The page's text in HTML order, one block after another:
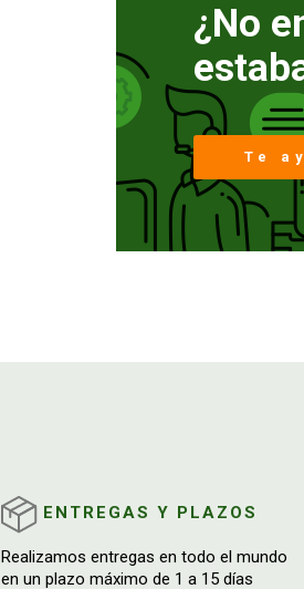
¿No
Te
ENTREGAS Y PLAZOS
Realizamos entregas en todo el mundo
en un plazo máximo de 1 a 15 días